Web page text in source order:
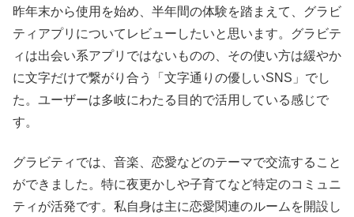
昨年末から使用を始め、半年間の体験を踏まえて、グラビ
ティアプリについてレビューしたいと思います。グラビテ
ィは出会い系アプリではないものの、その使い方は緩やか
に文字だけで繋がり合う「文字通りの優しいSNS」でし
た。ユーザーは多岐にわたる目的で活用している感じで
す。
グラビティでは、音楽、恋愛などのテーマで交流すること
ができました。特に夜更かしや子育てなど特定のコミュニ
ティが活発です。私自身は主に恋愛関連のルームを開設し